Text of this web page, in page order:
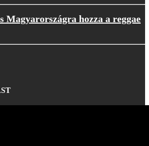
Magyarországra hozza a reggae